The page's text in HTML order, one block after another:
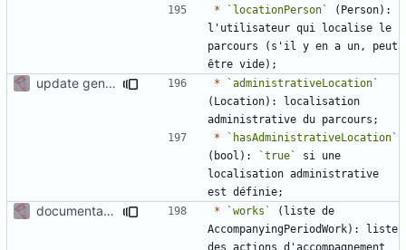
* `locationPerson`
(Person):
l'utilisateur qui localise le
parcours (s'il y en a un, peut
update generation document variable + fix *
`administrativeLocation`
(Location): localisation
*
`hasAdministrativeLocation`
(bool):
`true`
si une
localisation administrative
documentation for docgen in activity * `works`
(liste de
AccompanyingPeriodWork): liste
des actions d'accompagnement